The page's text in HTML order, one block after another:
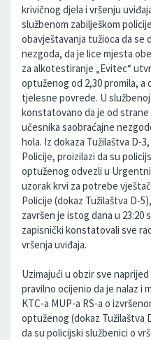
krivičnog djela i vršenju
službenom zabilješkom
obavještavanja tužioca da se
nezgoda, da je lice mjesta
za alkotestiranje „Evitec“
optuženog od 2,30 promila, a
tjelesne povrede. U
konstatovano da je od strane
učesnika saobraćajne
hola. Iz dokaza Tužilaštva D-
Policije, proizilazi da su
optuženog odvezli u
uzorak krvi za potrebe
Policije (dokaz Tužilaštva D-
završen je istog dana u 23:20
zapisnički konstatovali sve
vršenja uviđaja.
Uzimajući u obzir sve
pravilno ocijenio da je nalaz i
KTC-a MUP-a RS-a o
optuženog (dokaz Tužilaštva
da su policijski službenici o